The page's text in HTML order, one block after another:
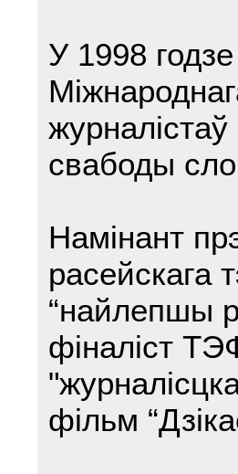
У 1998
свабоды
Намінант
расейскага
“найлепшы
фіналіст
фільм